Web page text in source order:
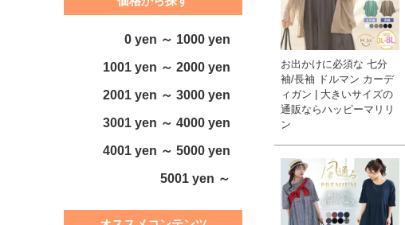
0 yen ～ 1000 yen
1001 yen ～ 2000 yen
2001 yen ～ 3000 yen
3001 yen ～ 4000 yen
4001 yen ～ 5000 yen
5001 yen ～
お出かけに必須な 七分
袖/長袖 ドルマン カーデ
ィガン | 大きいサイズの
通販ならハッピーマリリ
ン